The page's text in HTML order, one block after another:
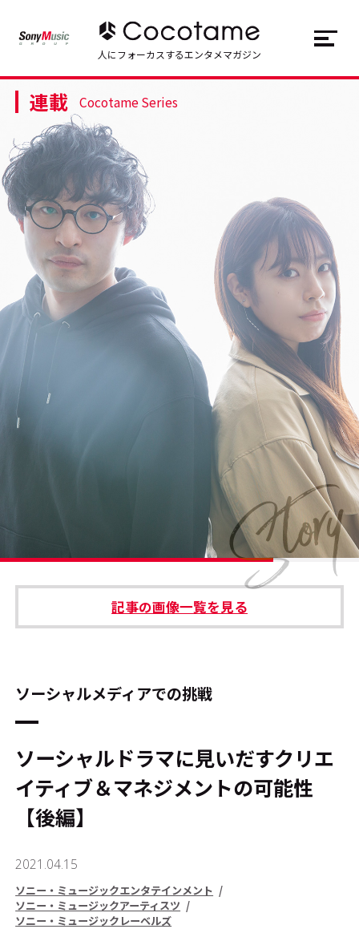
トップ Top
記事一覧 Articles
連載一覧 Series
Cocotameとは
#エンタメ業界のちょっといい話
#スタッフが語る
運営会社 プライバシーポリシー
本サイトご利用にあたって Cookie Settings
JP EN
人にフォーカスするエンタメマガジン
連載 Cocotame Series
記事の画像一覧を見る
ソーシャルメディアでの挑戦
ソーシャルドラマに見いだすクリエ
イティブ＆マネジメントの可能性
【後編】
2021.04.15
ソニー・ミュージックエンタテインメント
ソニー・ミュージックアーティスツ
ソニー・ミュージックレーベルズ